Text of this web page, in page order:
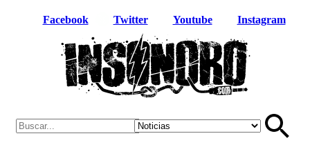
Facebook Twitter Youtube Instagram